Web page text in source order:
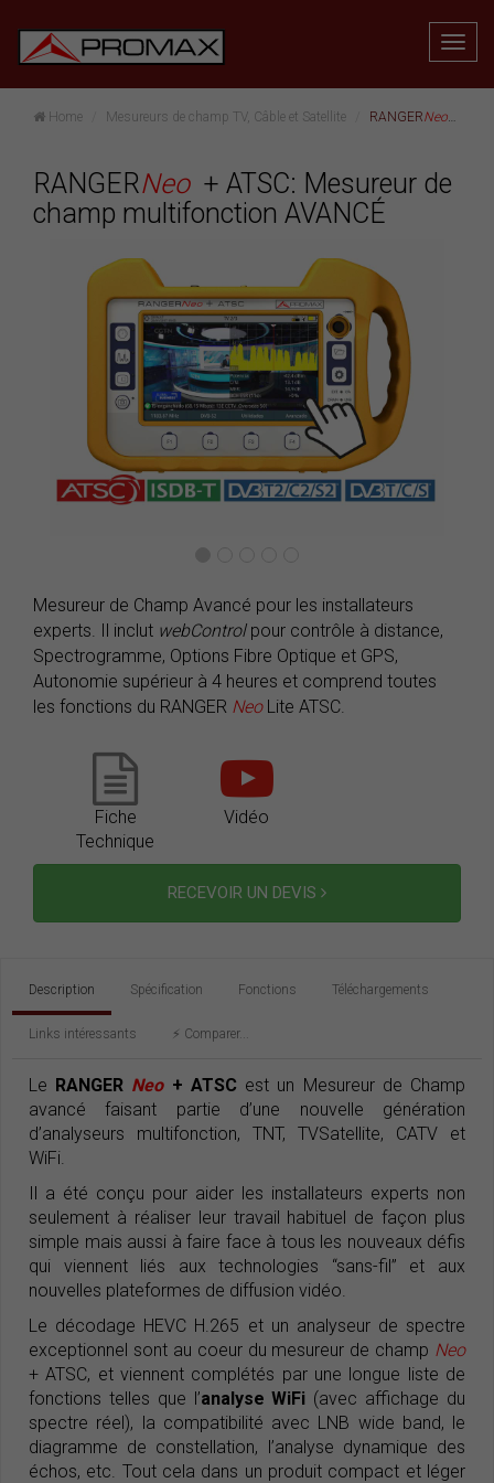
Home Mesureurs de champ TV, Câble et Satellite RANGERNeo +
RANGERNeo + ATSC: Mesureur de
champ multifonction AVANCÉ
Mesureur de Champ Avancé pour les installateurs
experts. Il inclut webControlpour contrôle à distance,
Spectrogramme, Options Fibre Optique et GPS,
Autonomie supérieur à 4 heures et comprend toutes
les fonctions du RANGER NeoLite ATSC.
Fiche
Technique
Vidéo
RECEVOIR UN DEVIS
Description Spécification Fonctions Téléchargements
Links intéressants ⚡️ Comparer...
Le RANGER Neo+ ATSC est un Mesureur de Champ
avancé faisant partie d’une nouvelle génération
d’analyseurs multifonction, TNT, TVSatellite, CATV et
WiFi.
Il a été conçu pour aider les installateurs experts non
seulement à réaliser leur travail habituel de façon plus
simple mais aussi à faire face à tous les nouveaux défis
qui viennent liés aux technologies “sans-fil” et aux
nouvelles plateformes de diffusion vidéo.
Le décodage HEVC H.265 et un analyseur de spectre
exceptionnel sont au coeur du mesureur de champ Neo
+ ATSC, et viennent complétés par une longue liste de
fonctions telles que l’analyse WiFi (avec affichage du
spectre réel), la compatibilité avec LNB wide band, le
diagramme de constellation, l’analyse dynamique des
échos, etc. Tout cela dans un produit compact et léger